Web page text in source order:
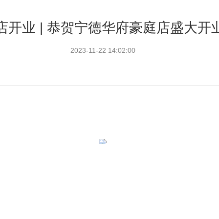
开业 | 恭贺宁德华府豪庭店盛大开
2023-11-22 14:02:00